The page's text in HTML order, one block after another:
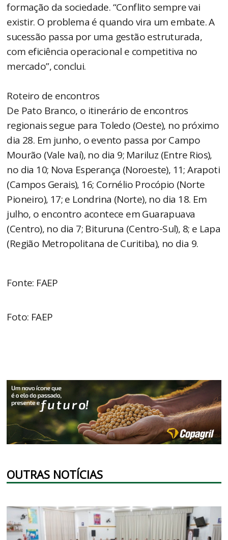
formação da sociedade. “Conflito sempre vai
existir. O problema é quando vira um embate. A
sucessão passa por uma gestão estruturada,
com eficiência operacional e competitiva no
mercado”, conclui.
Roteiro de encontros
De Pato Branco, o itinerário de encontros
regionais segue para Toledo (Oeste), no próximo
dia 28. Em junho, o evento passa por Campo
Mourão (Vale Ivaí), no dia 9; Mariluz (Entre Rios),
no dia 10; Nova Esperança (Noroeste), 11; Arapoti
(Campos Gerais), 16; Cornélio Procópio (Norte
Pioneiro), 17; e Londrina (Norte), no dia 18. Em
julho, o encontro acontece em Guarapuava
(Centro), no dia 7; Bituruna (Centro-Sul), 8; e Lapa
(Região Metropolitana de Curitiba), no dia 9.
Fonte: FAEP
Foto: FAEP
OUTRAS NOTÍCIAS